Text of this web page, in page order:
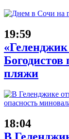
19:59
Богодистов
пляжи
18:04